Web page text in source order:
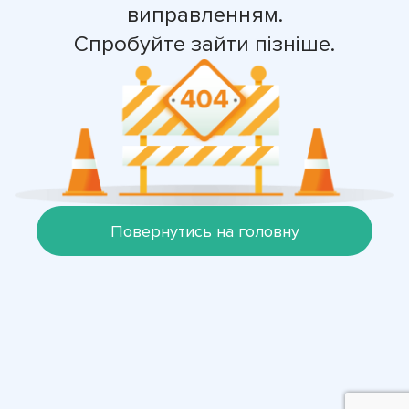
виправленням.
Спробуйте зайти пізніше.
Повернутись на головну